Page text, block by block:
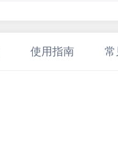
使用指南 常